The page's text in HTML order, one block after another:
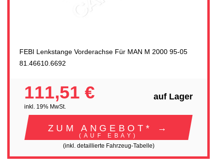
FEBI Lenkstange Vorderachse Für MAN M 2000 95-05
81.46610.6692
111,51 €
inkl. 19% MwSt.
auf Lager
ZUM ANGEBOT* →
(AUF EBAY)
(inkl. detaillierte Fahrzeug-Tabelle)